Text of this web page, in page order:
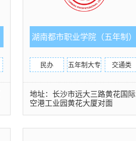
湖南都市职业学院（五年制）
民办 五年制大专 交通类
地址：长沙市远大三路黄花国际
空港工业园黄花大厦对面